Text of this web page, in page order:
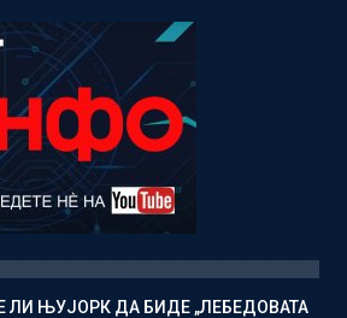
ЛИ ЊУЈОРК ДА БИДЕ „ЛЕБЕДОВАТА